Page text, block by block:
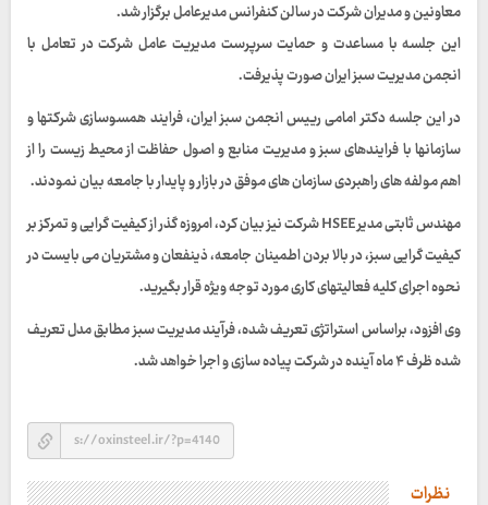
معاونین و مدیران شرکت در سالن کنفرانس مدیرعامل برگزار شد.
این جلسه با مساعدت و حمایت سرپرست مدیریت عامل شرکت در تعامل با
انجمن مدیریت سبز ایران صورت پذیرفت.
در این جلسه دکتر امامی رییس انجمن سبز ایران، فرایند همسوسازی شرکتها و
سازمانها با فرایندهای سبز و مدیریت منابع و اصول حفاظت از محیط زیست را از
اهم مولفه های راهبردی سازمان های موفق در بازار و پایدار با جامعه بیان نمودند.
مهندس ثابتی مدیر HSEE شرکت نیز بیان کرد، امروزه گذر از کیفیت گرایی و تمرکز بر
کیفیت گرایی سبز، در بالا بردن اطمینان جامعه، ذینفعان و مشتریان می بایست در
نحوه اجرای کلیه فعالیتهای کاری مورد توجه ویژه قرار بگیرید.
وی افزود، براساس استراتژی تعریف شده، فرآیند مدیریت سبز مطابق مدل تعریف
شده ظرف ۴ ماه آینده در شرکت پیاده سازی و اجرا خواهد شد.
نظرات